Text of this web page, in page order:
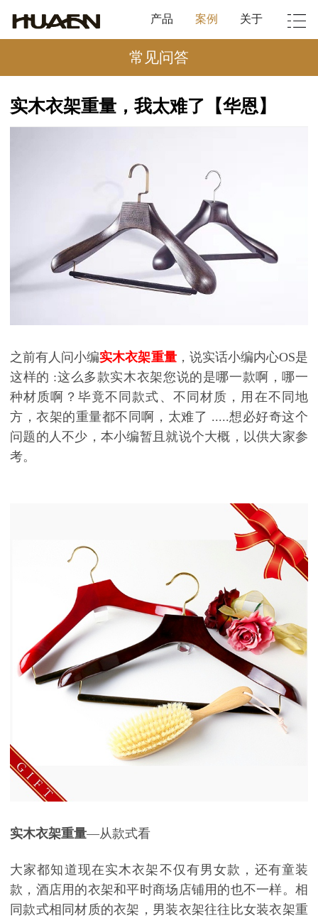
产品 案例 关于
常见问答
实木衣架重量，我太难了【华恩】
之前有人问小编实木衣架重量，说实话小编内心OS是
这样的 :这么多款实木衣架您说的是哪一款啊，哪一
种材质啊？毕竟不同款式、不同材质，用在不同地
方，衣架的重量都不同啊，太难了 .....想必好奇这个
问题的人不少，本小编暂且就说个大概，以供大家参
考。
实木衣架重量—从款式看
大家都知道现在实木衣架不仅有男女款，还有童装
款，酒店用的衣架和平时商场店铺用的也不一样。相
同款式相同材质的衣架，男装衣架往往比女装衣架重